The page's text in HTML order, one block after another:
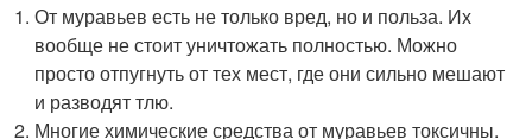
От муравьев есть не только вред, но и польза. Их
вообще не стоит уничтожать полностью. Можно
просто отпугнуть от тех мест, где они сильно мешают
и разводят тлю.
Многие химические средства от муравьев токсичны.